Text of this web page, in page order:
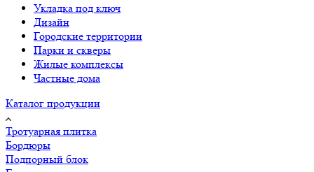
Укладка под ключ
Дизайн
Городские территории
Парки и скверы
Жилые комплексы
Частные дома
Каталог продукции
Тротуарная плитка
Бордюры
Подпорный блок